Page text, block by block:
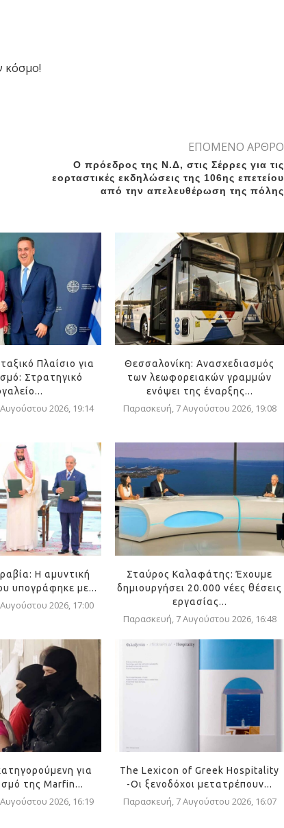
κόσμο!
ΕΠΟΜΕΝΟ ΑΡΘΡΟ
Ο πρόεδρος της Ν.Δ, στις Σέρρες για τις
εορταστικές εκδηλώσεις της 106ης επετείου
από την απελευθέρωση της πόλης
Πλαίσιο για
Στρατηγικό
2026, 19:14
Θεσσαλονίκη: Ανασχεδιασμός
των λεωφορειακών γραμμών
ενόψει της έναρξης...
Παρασκευή, 7 Αυγούστου 2026, 19:08
Η αμυντική
υπογράφηκε με...
2026, 17:00
Σταύρος Καλαφάτης: Έχουμε
δημιουργήσει 20.000 νέες θέσεις
εργασίας...
Παρασκευή, 7 Αυγούστου 2026, 16:48
για
της Marfin...
2026, 16:19
The Lexicon of Greek Hospitality
-Οι ξενοδόχοι μετατρέπουν...
Παρασκευή, 7 Αυγούστου 2026, 16:07